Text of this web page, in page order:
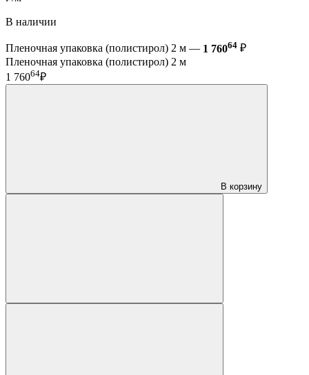
В наличии
Пленочная упаковка (полистирол) 2 м — 1 76064 ₽
Пленочная упаковка (полистирол) 2 м
1 76064₽
В корзину